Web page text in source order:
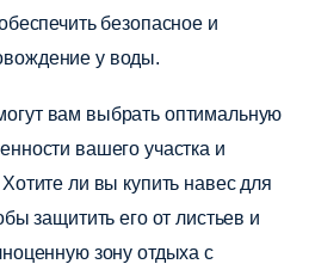
безопасное и
у воды.
вам выбрать оптимальную
вашего участка и
ли вы купить навес для
защитить его от листьев и
зону отдыха с